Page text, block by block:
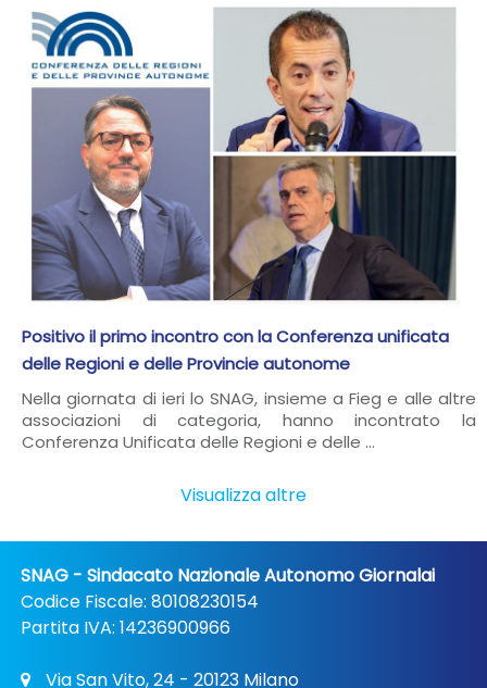
Positivo il primo incontro con la Conferenza unificata
delle Regioni e delle Provincie autonome
Nella giornata di ieri lo SNAG, insieme a Fieg e alle altre
associazioni di categoria, hanno incontrato la
Conferenza Unificata delle Regioni e delle ...
Visualizza altre
SNAG - Sindacato Nazionale Autonomo Giornalai
Codice Fiscale: 80108230154
Partita IVA: 14236900966
Via San Vito, 24 - 20123 Milano